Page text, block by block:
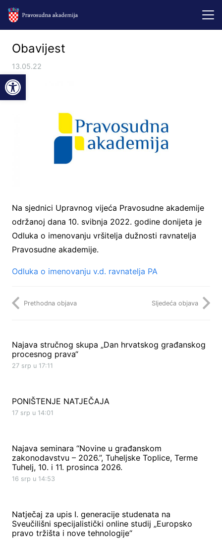
Open toolbar
Obavijest
13.05.22
Na sjednici Upravnog vijeća Pravosudne akademije
održanoj dana 10. svibnja 2022. godine donijeta je
Odluka o imenovanju vršitelja dužnosti ravnatelja
Pravosudne akademije.
Odluka o imenovanju v.d. ravnatelja PA
Prethodna objava Sljedeća objava
Najava stručnog skupa „Dan hrvatskog građanskog
procesnog prava“
27 srp u 17:11
PONIŠTENJE NATJEČAJA
17 srp u 14:01
Najava seminara “Novine u građanskom
zakonodavstvu – 2026.”, Tuheljske Toplice, Terme
Tuhelj, 10. i 11. prosinca 2026.
16 srp u 14:53
Natječaj za upis I. generacije studenata na
Sveučilišni specijalistički online studij „Europsko
pravo tržišta i nove tehnologije“